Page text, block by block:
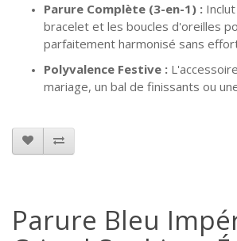
Parure Complète (3-en-1) :
bracelet et les boucles d'oreilles
parfaitement harmonisé sans
Polyvalence Festive :
mariage, un bal de finissants ou
Parure Bleu